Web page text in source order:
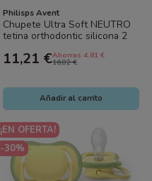
Philisps Avent
Chupete Ultra Soft NEUTRO
tetina orthodontic silicona 2
Avent
11,21 €Ahorras 4.81 €
16,02 €
Añadir al carrito
¡EN OFERTA!
-30%